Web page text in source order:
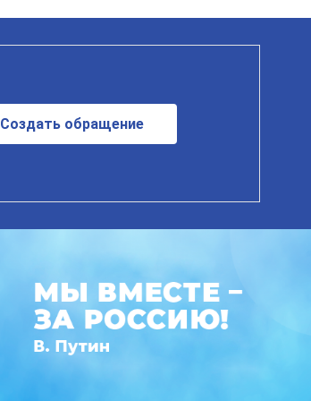
Создать обращение